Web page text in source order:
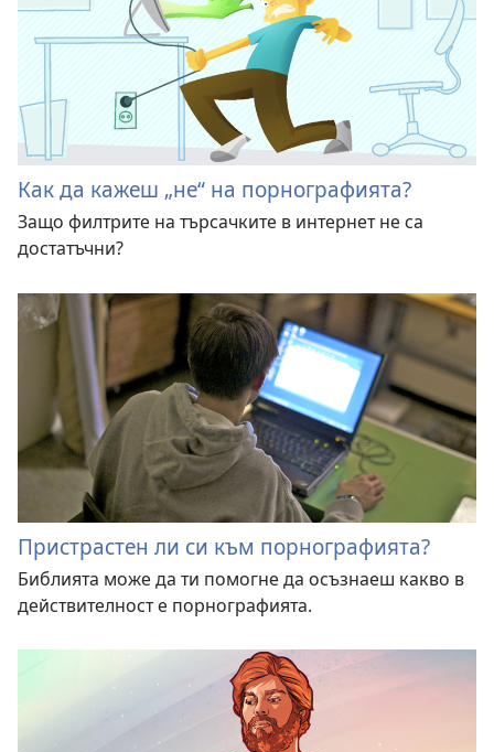
Как да кажеш „не“ на порнографията?
Защо филтрите на търсачките в интернет не са
достатъчни?
Пристрастен ли си към порнографията?
Библията може да ти помогне да осъзнаеш какво в
действителност е порнографията.